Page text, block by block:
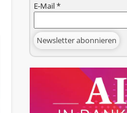
E-Mail*